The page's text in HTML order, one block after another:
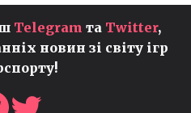
Telegram та Twitter,
новин зі світу ігр